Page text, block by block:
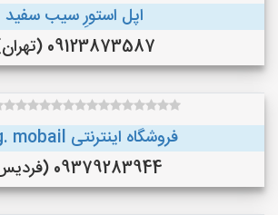
اپل استورِ سیب سفید
09123873587 (تهران)
فروشگاه اینترنتی king. mobail
09379283944 (فردیس)